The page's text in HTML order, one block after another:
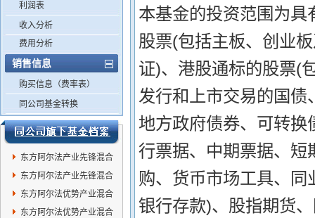
利润表
收入分析
费用分析
销售信息
购买信息（费率表）
同公司基金转换
东方阿尔法产业先锋混合
A
东方阿尔法产业先锋混合
C
东方阿尔法优势产业混合
A
东方阿尔法优势产业混合
本基金的投资范围为
股票(包括主板、创业
证)、港股通标的股票(
发行和上市交易的国
地方政府债券、可转
行票据、中期票据、短
购、货币市场工具、
银行存款)、股指期货